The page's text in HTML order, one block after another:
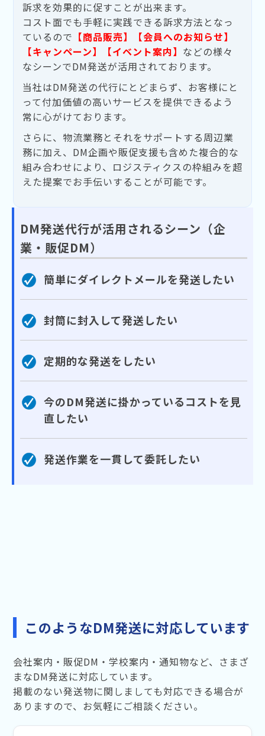
訴求を効果的に促すことが出来ます。
コスト面でも手軽に実践できる訴求方法となっ
ているので 【商品販売】【会員へのお知らせ】
【キャンペーン】【イベント案内】 などの様々
なシーンでDM発送が活用されております。
当社はDM発送の代行にとどまらず、お客様にと
って付加価値の高いサービスを提供できるよう
常に心がけております。
さらに、物流業務とそれをサポートする周辺業
務に加え、DM企画や販促支援も含めた複合的な
組み合わせにより、ロジスティクスの枠組みを超
えた提案でお手伝いすることが可能です。
DM発送代行が活用されるシーン（企
業・販促DM）
簡単にダイレクトメールを発送したい
封筒に封入して発送したい
定期的な発送をしたい
今のDM発送に掛かっているコストを見
直したい
発送作業を一貫して委託したい
このようなDM発送に対応しています
会社案内・販促DM・学校案内・通知物など、さまざ
まなDM発送に対応しています。
掲載のない発送物に関しましても対応できる場合が
ありますので、お気軽にご相談ください。